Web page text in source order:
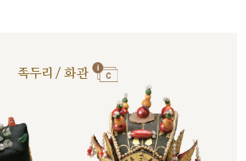
족두리 / 화관